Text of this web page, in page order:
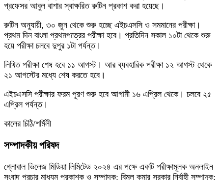
প্রফেসর আবুল বাশার স্বাক্ষরিত রুটিন প্রকাশ করা হয়েছে।‌
রুটিন অনুযায়ী, ৩০ জুন থেকে শুরু হচ্ছে এইচএসসি ও সমমানের পরীক্ষা।
প্রথম দিন বাংলা প্রথমপত্রের পরীক্ষা হবে। প্রতিদিন সকাল ১০টা থেকে শুরু
হয়ে পরীক্ষা চলবে দুপুর ১টা পর্যন্ত।
লিখিত পরীক্ষা শেষ হবে ১১ আগস্ট। আর ব্যবহারিক পরীক্ষা ১২ আগস্ট থেকে
২১ আগস্টের মধ্যে শেষ করতে হবে।
এইচএসসি পরীক্ষার ফরম পূরণ শুরু হবে আগামী ১৬ এপ্রিল থেকে। চলবে ২৫
এপ্রিল পর্যন্ত।
কালের চিঠি/শর্মিলী
সম্পাদকীয় পরিষদ
গ্লোবাল ভিলেজ মিডিয়া লিমিটেড ২০২৪ এর পক্ষে একটি পরীক্ষামূলক অনলাইন
সংবাদ প্রচার মাধ্যম প্রকাশক ও সম্পাদক: বিমল কুমার সরকার নির্বাহী সম্পাদক: